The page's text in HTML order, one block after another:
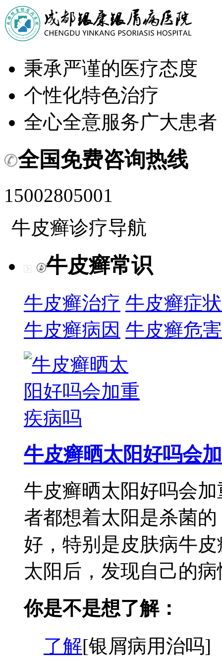
秉承严谨的医疗态度
个性化特色治疗
全心全意服务广大患者
全国免费咨询热线
15002805001
牛皮癣诊疗导航
牛皮癣常识
牛皮癣治疗 牛皮癣症状
牛皮癣病因 牛皮癣危害
牛皮癣晒太阳好吗会加
牛皮癣晒太阳好吗会
者都想着太阳是杀菌
好，特别是皮肤病牛
太阳后，发现自己的
你是不是想了解：
了解[银屑病用治吗]